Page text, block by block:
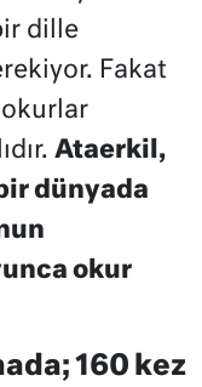
dille
Fakat
okurlar
Ataerkil,
dünyada
okur
160 kez